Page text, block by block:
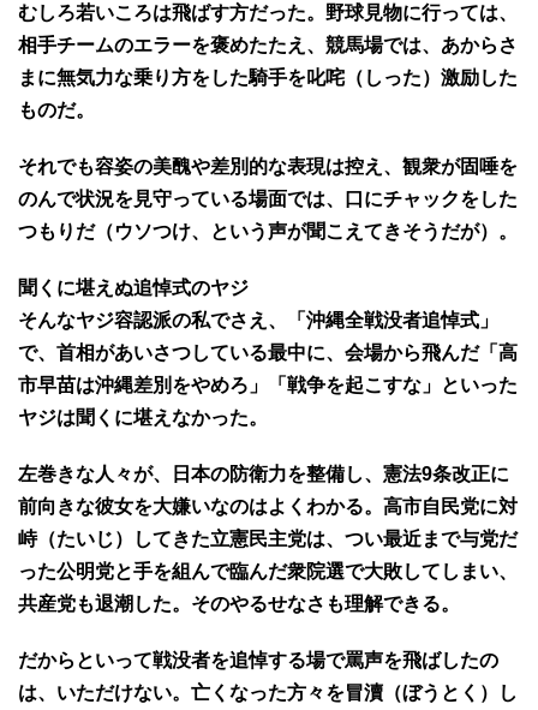
むしろ若いころは飛ばす方だった。野球見物に行っては、
相手チームのエラーを褒めたたえ、競馬場では、あからさ
まに無気力な乗り方をした騎手を叱咤（しった）激励した
ものだ。
それでも容姿の美醜や差別的な表現は控え、観衆が固唾を
のんで状況を見守っている場面では、口にチャックをした
つもりだ（ウソつけ、という声が聞こえてきそうだが）。
聞くに堪えぬ追悼式のヤジ
そんなヤジ容認派の私でさえ、「沖縄全戦没者追悼式」
で、首相があいさつしている最中に、会場から飛んだ「高
市早苗は沖縄差別をやめろ」「戦争を起こすな」といった
ヤジは聞くに堪えなかった。
左巻きな人々が、日本の防衛力を整備し、憲法9条改正に
前向きな彼女を大嫌いなのはよくわかる。高市自民党に対
峙（たいじ）してきた立憲民主党は、つい最近まで与党だ
った公明党と手を組んで臨んだ衆院選で大敗してしまい、
共産党も退潮した。そのやるせなさも理解できる。
だからといって戦没者を追悼する場で罵声を飛ばしたの
は、いただけない。亡くなった方々を冒瀆（ぼうとく）し